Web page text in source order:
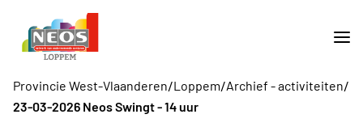
Provincie West-Vlaanderen/Loppem/Archief - activiteiten/
23-03-2026 Neos Swingt - 14 uur